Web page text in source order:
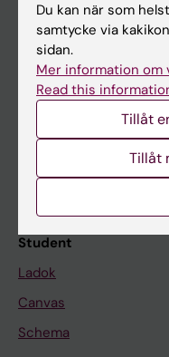
Forskarutbildning
Forskning
Om KI
På gång
Student
Ladok
Canvas
Schema
Du kan när som
samtycke via
sidan.
Mer information om
Read this
Tillåt
Tillåt